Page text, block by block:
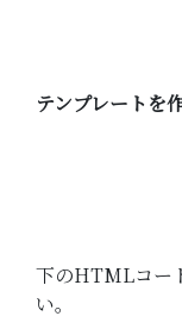
テンプレートを
下のHTMLコー
い。